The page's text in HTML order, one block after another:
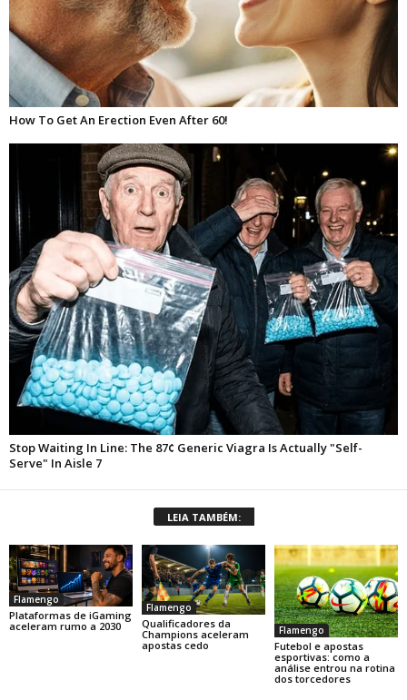
LEIA TAMBÉM:
Flamengo
Plataformas de iGaming
aceleram rumo a 2030
Flamengo
Qualificadores da
Champions aceleram
apostas cedo
Flamengo
Futebol e apostas
esportivas: como a
análise entrou na rotina
dos torcedores